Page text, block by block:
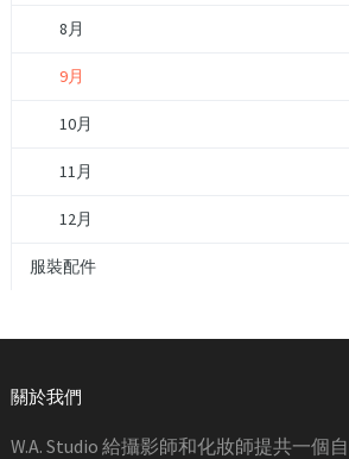
8月
9月
10月
11月
12月
服裝配件
關於我們
W.A. Studio 給攝影師和化妝師提共一個